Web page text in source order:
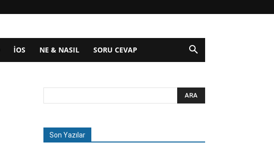
IOS NE & NASIL SORU CEVAP
Son Yazılar